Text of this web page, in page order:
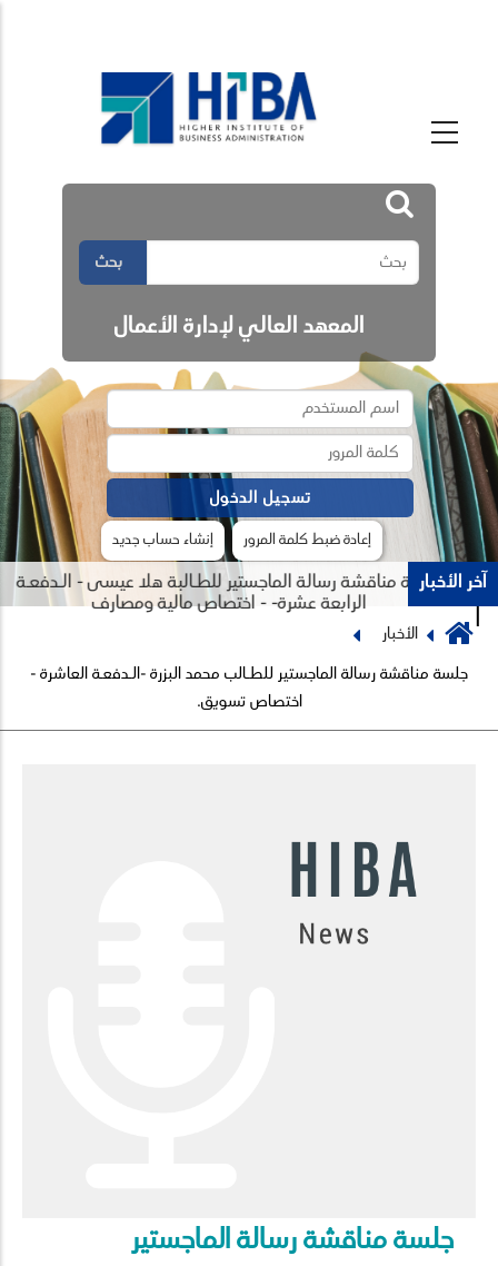
بحث
المعهد العالي لإدارة الأعمال
إنشاء حساب جديد إعادة ضبط كلمة المرور
آخر الأخبارجلسة مناقشة رسالة الماجستير للطـالبة هلا عيسى - الـدفعـة
الرابعة عشرة- - اختصاص مالية ومصارف
Previous
Next
Breadcrumb
الأخبار
جلسة مناقشة رسالة الماجستير للطـالب محمد البزرة -الـدفعـة العاشرة -
اختصاص تسويق.
جلسة مناقشة رسالة الماجستير